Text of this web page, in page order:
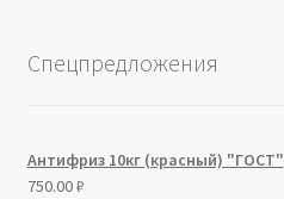
Спецпредложения
Антифриз 10кг (красный) "ГОСТ"
750.00₽